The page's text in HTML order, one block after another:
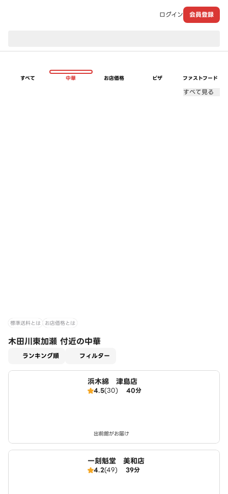
ログイン 会員登録
すべて 中華 お店価格 ピザ ファストフード
すべて見る
標準送料とは お店価格とは
木田川東加瀬 付近の中華
ランキング順 フィルター
浜木綿 津島店
4.5(30) 40分
出前館がお届け
一刻魁堂 美和店
4.2(49) 39分